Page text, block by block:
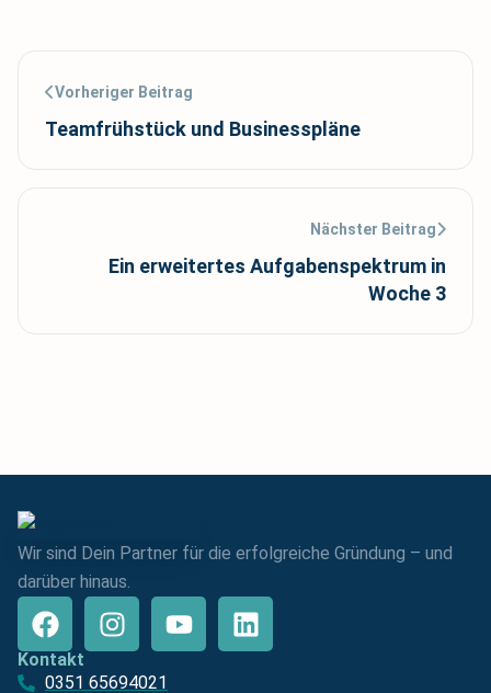
Vorheriger Beitrag
Teamfrühstück und Businesspläne
Nächster Beitrag
Ein erweitertes Aufgabenspektrum in
Woche 3
Wir sind Dein Partner für die erfolgreiche Gründung – und
darüber hinaus.
Kontakt
0351 65694021